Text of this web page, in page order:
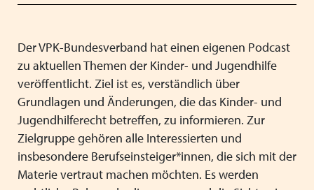
Mitgliedsverbände
Präsidium und Geschäftsstelle
Satzung
Links
Schließen
Kooperationsverträge und Rahmenvereinbarungen
Schließen
Festschrift zum 70-jährigen Jubiläum des VPK
VPK-Schriftenreihe
Fachbeiträge
VPK-Podcast
Schließen
Finden Sie bundesweit passende
Plätze für Kinder und Jugendliche in
den VPK-Mitgliedseinrichtungen:
www.vpk-einrichtungen.de
Der VPK-Bundesverband hat einen eigenen Podcast
zu aktuellen Themen der Kinder- und Jugendhilfe
veröffentlicht. Ziel ist es, verständlich über
Grundlagen und Änderungen, die das Kinder- und
Jugendhilferecht betreffen, zu informieren. Zur
Zielgruppe gehören alle Interessierten und
insbesondere Berufseinsteiger*innen, die sich mit der
Materie vertraut machen möchten. Es werden